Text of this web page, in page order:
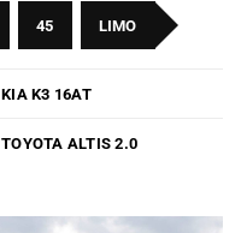
45 LIMO
KIA K3 16AT
TOYOTA ALTIS 2.0